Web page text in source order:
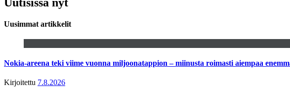
Uusimmat artikkelit
Nokia-areena teki viime vuonna miljoonatappion – miinusta roimasti aiempaa
Kirjoitettu 7.8.2026